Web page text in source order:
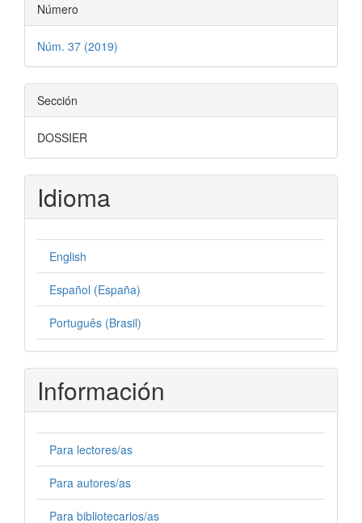
Número
Núm. 37 (2019)
Sección
DOSSIER
Idioma
English
Español (España)
Português (Brasil)
Información
Para lectores/as
Para autores/as
Para bibliotecarios/as